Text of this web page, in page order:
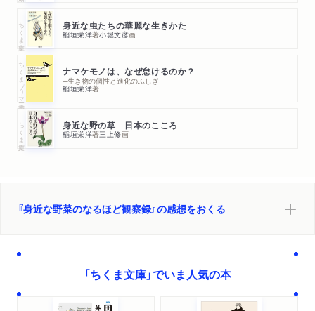
ちくま文庫 身近な虫たちの華麗な生きかた
稲垣栄洋著小堀文彦画
ちくまプリマー新書 ナマケモノは、なぜ怠けるのか？
─生き物の個性と進化のふしぎ
稲垣栄洋著
ちくま文庫 身近な野の草 日本のこころ
稲垣栄洋著三上修画
『身近な野菜のなるほど観察録』の感想をおくる
「ちくま文庫」でいま人気の本